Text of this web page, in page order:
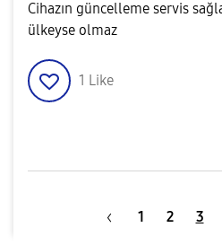
Cihazın güncelleme servis
ülkeyse olmaz
1 Like
1 2 3